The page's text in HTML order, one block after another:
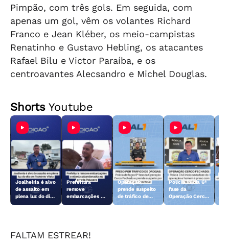
Pimpão, com três gols. Em seguida, com
apenas um gol, vêm os volantes Richard
Franco e Jean Kléber, os meio-campistas
Renatinho e Gustavo Hebling, os atacantes
Rafael Bilu e Victor Paraíba, e os
centroavantes Alecsandro e Michel Douglas.
ShortsYoutube
Joalheiria é alvo
de assalto em
plena luz do dia
Prefeitura
remove
embarcações e
Operação
prende suspeito
de tráfico de
Polícia inicia 6ª
fase da
Operação Cerco
FALTAM ESTREAR!